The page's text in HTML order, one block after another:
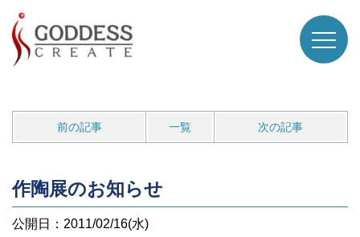
前の記事 一覧 次の記事
作陶展のお知らせ
公開日：2011/02/16(水)